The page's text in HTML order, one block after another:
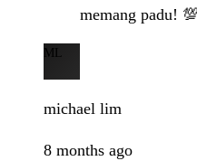
memang padu!
ML
michael lim
8 months ago